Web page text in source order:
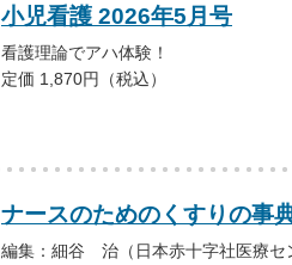
小児看護 2026年5月号
看護理論でアハ体験！
定価 1,870円（税込）
ナースのためのくすりの事
編集：細谷 治（日本赤十字社医療セ